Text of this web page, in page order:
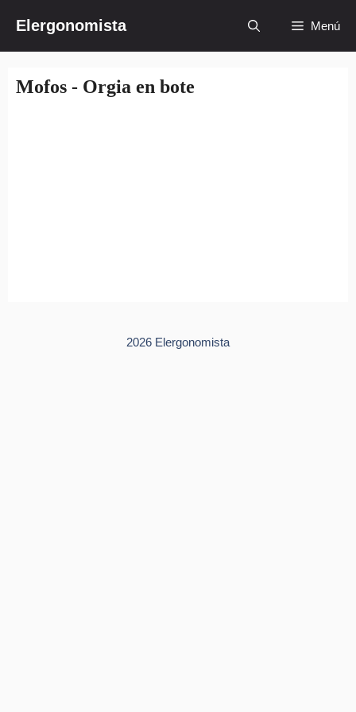
contenido
Elergonomista Menú
Mofos - Orgia en bote
2026 Elergonomista